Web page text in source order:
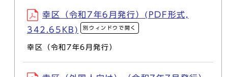
幸区（令和7年6月発行）(PDF形式,
342.65KB)
別ウィンドウで開く
幸区（令和7年6月発行）